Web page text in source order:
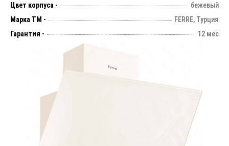
Цвет корпуса -
бежевый
Марка ТМ -
FERRE, Турция
Гарантия -
12 мес